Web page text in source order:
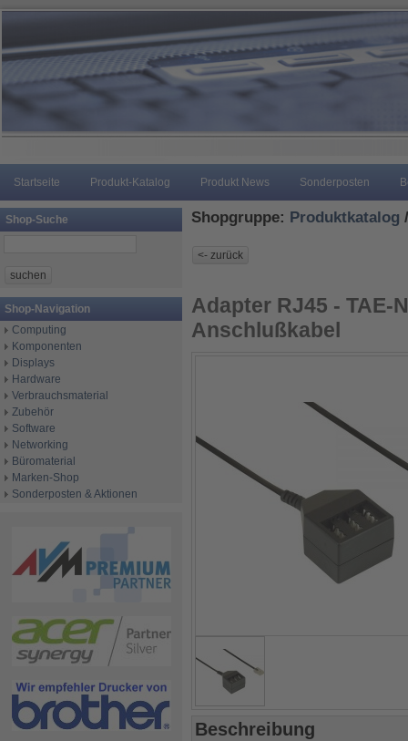
Startseite Produkt-Katalog Produkt News Sonderposten
Shop-Suche
Shop-Navigation
Computing
Komponenten
Displays
Hardware
Verbrauchsmaterial
Zubehör
Software
Networking
Büromaterial
Marken-Shop
Sonderposten & Aktionen
Shopgruppe: Produktkatalog
Adapter RJ45 - TAE-
Anschlußkabel
Beschreibung